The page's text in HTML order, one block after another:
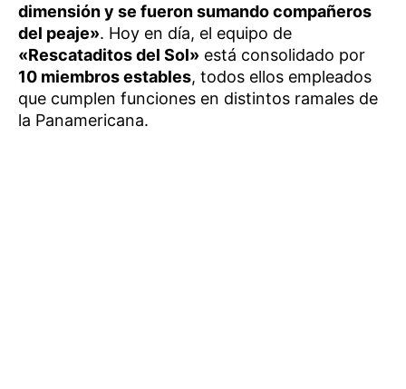
dimensión y se fueron sumando compañeros
del peaje». Hoy en día, el equipo de
«Rescataditos del Sol» está consolidado por
10 miembros estables, todos ellos empleados
que cumplen funciones en distintos ramales de
la Panamericana.